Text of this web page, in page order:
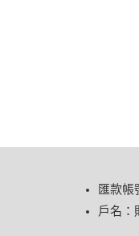
匯款
戶名：